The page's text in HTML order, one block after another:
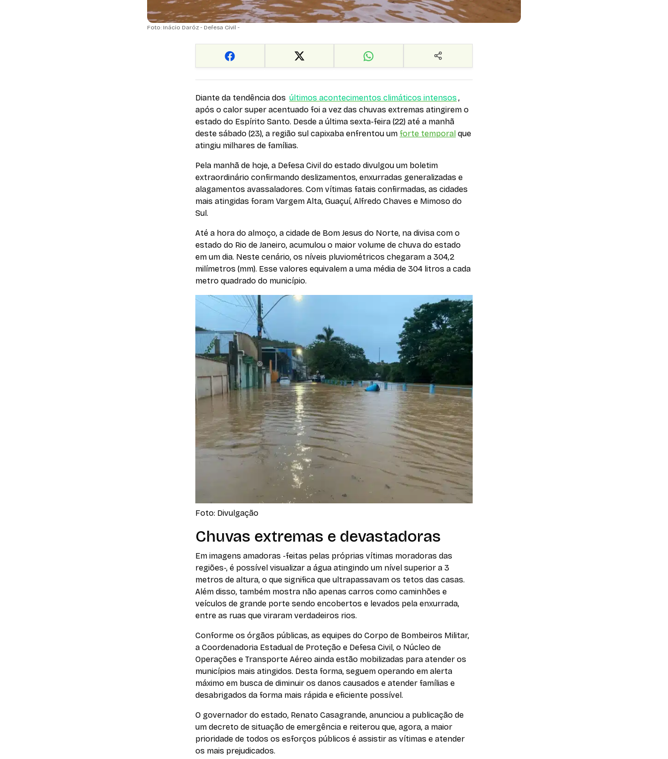
Foto: Inácio Daróz - Defesa Civil -
Diante da tendência dos últimos acontecimentos climáticos intensos,
após o calor super acentuado foi a vez das chuvas extremas atingirem o
estado do Espírito Santo. Desde a última sexta-feira (22) até a manhã
deste sábado (23), a região sul capixaba enfrentou um forte temporal que
atingiu milhares de famílias.
Pela manhã de hoje, a Defesa Civil do estado divulgou um boletim
extraordinário confirmando deslizamentos, enxurradas generalizadas e
alagamentos avassaladores. Com vítimas fatais confirmadas, as cidades
mais atingidas foram Vargem Alta, Guaçuí, Alfredo Chaves e Mimoso do
Sul.
Até a hora do almoço, a cidade de Bom Jesus do Norte, na divisa com o
estado do Rio de Janeiro, acumulou o maior volume de chuva do estado
em um dia. Neste cenário, os níveis pluviométricos chegaram a 304,2
milímetros (mm). Esse valores equivalem a uma média de 304 litros a cada
metro quadrado do município.
Foto: Divulgação
Chuvas extremas e devastadoras
Em imagens amadoras -feitas pelas próprias vítimas moradoras das
regiões-, é possível visualizar a água atingindo um nível superior a 3
metros de altura, o que significa que ultrapassavam os tetos das casas.
Além disso, também mostra não apenas carros como caminhões e
veículos de grande porte sendo encobertos e levados pela enxurrada,
entre as ruas que viraram verdadeiros rios.
Conforme os órgãos públicas, as equipes do Corpo de Bombeiros Militar,
a Coordenadoria Estadual de Proteção e Defesa Civil, o Núcleo de
Operações e Transporte Aéreo ainda estão mobilizadas para atender os
municípios mais atingidos. Desta forma, seguem operando em alerta
máximo em busca de diminuir os danos causados e atender famílias e
desabrigados da forma mais rápida e eficiente possível.
O governador do estado, Renato Casagrande, anunciou a publicação de
um decreto de situação de emergência e reiterou que, agora, a maior
prioridade de todos os esforços públicos é assistir as vítimas e atender
os mais prejudicados.